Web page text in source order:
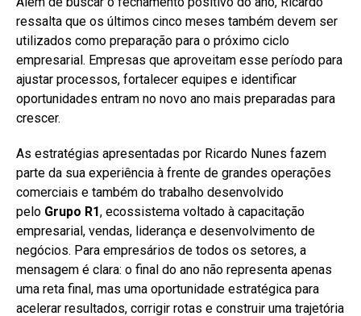
ressalta que os últimos cinco meses também devem ser
utilizados como preparação para o próximo ciclo
empresarial. Empresas que aproveitam esse período para
ajustar processos, fortalecer equipes e identificar
oportunidades entram no novo ano mais preparadas para
crescer.
As estratégias apresentadas por Ricardo Nunes fazem
parte da sua experiência à frente de grandes operações
comerciais e também do trabalho desenvolvido
pelo Grupo R1, ecossistema voltado à capacitação
empresarial, vendas, liderança e desenvolvimento de
negócios. Para empresários de todos os setores, a
mensagem é clara: o final do ano não representa apenas
uma reta final, mas uma oportunidade estratégica para
acelerar resultados, corrigir rotas e construir uma trajetória